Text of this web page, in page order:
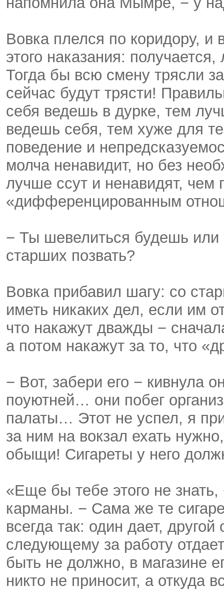
Вовка плелся по коридору, и
этого наказания:
Тогда бы всю смену трясли
сейчас будут трясти!
себя ведешь в дурке, тем
ведешь себя, тем хуже для
поведение и
молча ненавидит, но без
лучше ссут и ненавидят, чем
«дифференцированным
− Ты шевелиться будешь
старших позвать?
Вовка прибавил шагу: со
иметь никаких дел, если им
что накажут дважды −
а потом накажут за то, что
− Вот, забери его − кивнула
поуютней… они побег
палаты… Этот не успел, я
за ним на вокзал ехать
обыщи! Сигареты у него
«Еще бы тебе этого не
карманы. − Сама же те
всегда так: один дает,
следующему за работу
быть не должно, в магазине
никто не приносит, а откуда